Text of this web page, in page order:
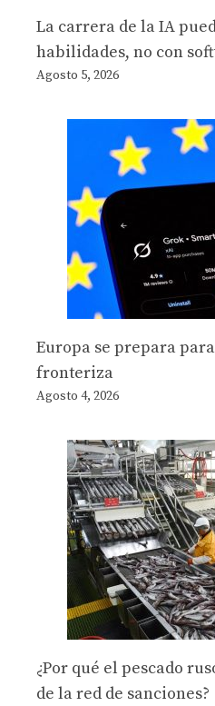
La carrera de la IA
habilidades, no con
Agosto 5, 2026
Europa se prepara
fronteriza
Agosto 4, 2026
¿Por qué el pescado
de la red de sanciones?